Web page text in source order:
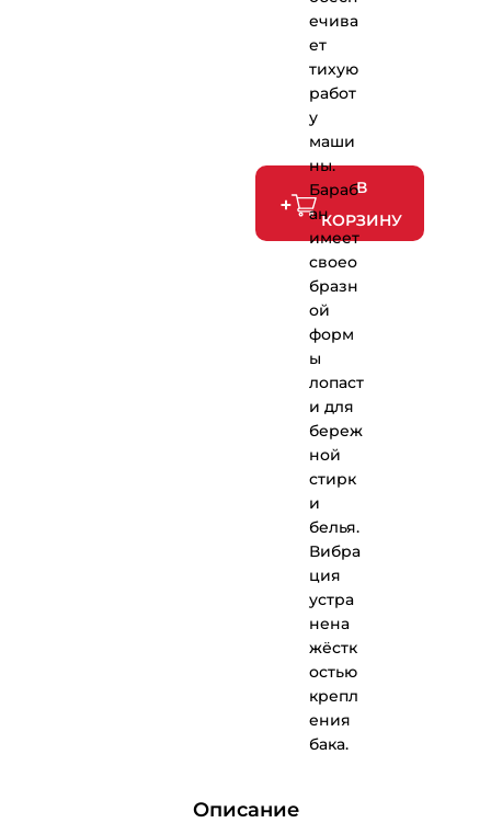
В
КОРЗИНУ
ечива
ет
тихую
работ
у
маши
ны.
Бараб
ан
имеет
своео
бразн
ой
форм
ы
лопаст
и для
береж
ной
стирк
и
белья.
Вибра
ция
устра
нена
жёстк
остью
крепл
ения
бака.
Описание